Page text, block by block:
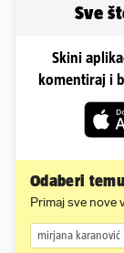
Sve
Skini
komentiraj i
Odaberi
Primaj sve nove
mirjana karanović